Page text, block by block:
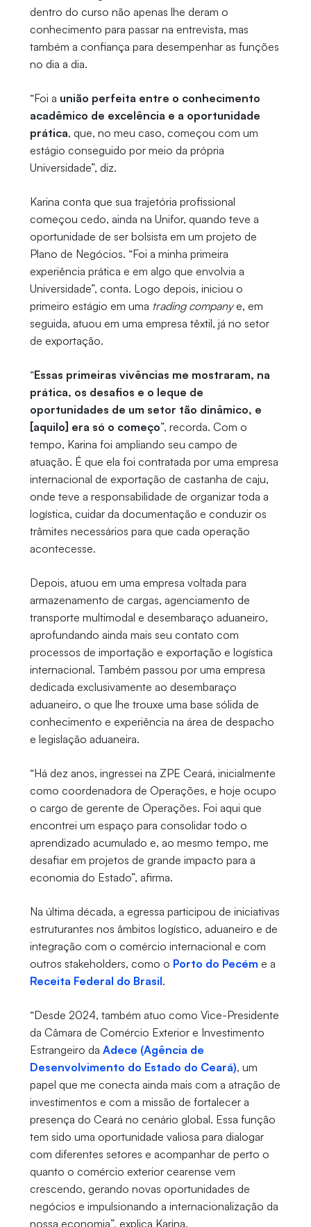
dentro do curso não apenas lhe deram o
conhecimento para passar na entrevista, mas
também a confiança para desempenhar as funções
no dia a dia.
“Foi a união perfeita entre o conhecimento
acadêmico de excelência e a oportunidade
prática, que, no meu caso, começou com um
estágio conseguido por meio da própria
Universidade”, diz.
Karina conta que sua trajetória profissional
começou cedo, ainda na Unifor, quando teve a
oportunidade de ser bolsista em um projeto de
Plano de Negócios. “Foi a minha primeira
experiência prática e em algo que envolvia a
Universidade”, conta. Logo depois, iniciou o
primeiro estágio em uma trading companye, em
seguida, atuou em uma empresa têxtil, já no setor
de exportação.
“Essas primeiras vivências me mostraram, na
prática, os desafios e o leque de
oportunidades de um setor tão dinâmico, e
[aquilo] era só o começo”, recorda. Com o
tempo, Karina foi ampliando seu campo de
atuação. É que ela foi contratada por uma empresa
internacional de exportação de castanha de caju,
onde teve a responsabilidade de organizar toda a
logística, cuidar da documentação e conduzir os
trâmites necessários para que cada operação
acontecesse.
Depois, atuou em uma empresa voltada para
armazenamento de cargas, agenciamento de
transporte multimodal e desembaraço aduaneiro,
aprofundando ainda mais seu contato com
processos de importação e exportação e logística
internacional. Também passou por uma empresa
dedicada exclusivamente ao desembaraço
aduaneiro, o que lhe trouxe uma base sólida de
conhecimento e experiência na área de despacho
e legislação aduaneira.
“Há dez anos, ingressei na ZPE Ceará, inicialmente
como coordenadora de Operações, e hoje ocupo
o cargo de gerente de Operações. Foi aqui que
encontrei um espaço para consolidar todo o
aprendizado acumulado e, ao mesmo tempo, me
desafiar em projetos de grande impacto para a
economia do Estado”, afirma.
Na última década, a egressa participou de iniciativas
estruturantes nos âmbitos logístico, aduaneiro e de
integração com o comércio internacional e com
outros stakeholders, como o Porto do Pecém e a
Receita Federal do Brasil.
“Desde 2024, também atuo como Vice-Presidente
da Câmara de Comércio Exterior e Investimento
Estrangeiro da Adece (Agência de
Desenvolvimento do Estado do Ceará), um
papel que me conecta ainda mais com a atração de
investimentos e com a missão de fortalecer a
presença do Ceará no cenário global. Essa função
tem sido uma oportunidade valiosa para dialogar
com diferentes setores e acompanhar de perto o
quanto o comércio exterior cearense vem
crescendo, gerando novas oportunidades de
negócios e impulsionando a internacionalização da
nossa economia”, explica Karina.